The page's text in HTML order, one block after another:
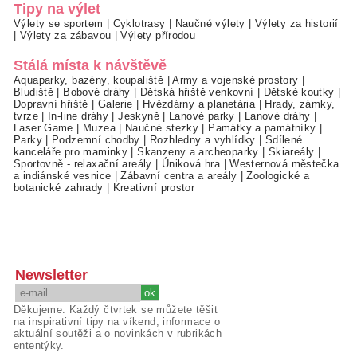
Tipy na výlet
Výlety se sportem Cyklotrasy Naučné výlety
Výlety za historií
Výlety za zábavou |Výlety přírodou
Stálá místa k návštěvě
Aquaparky, bazény, koupaliště |Army a vojenské prostory
Bludiště
Bobové dráhy Dětská hřiště venkovní Dětské koutky
Dopravní hřiště
Galerie Hvězdárny a planetária|
Hrady, zámky,
tvrze| In-line dráhy |Jeskyně| Lanové parky Lanové dráhy
Laser Game
Muzea| Naučné stezky Památky a památníky
Parky| Podzemní chodby Rozhledny a vyhlídky
Sdílené
kanceláře pro maminky |Skanzeny a archeoparky Skiareály
Sportovně - relaxační areály
Úniková hra|Westernová městečka
a indiánské vesnice |Zábavní centra a areály |Zoologické a
botanické zahrady
Kreativní prostor
Newsletter
Děkujeme. Každý čtvrtek se můžete těšit
na inspirativní tipy na víkend, informace o
aktuální soutěži a o novinkách v rubrikách
ententýky.